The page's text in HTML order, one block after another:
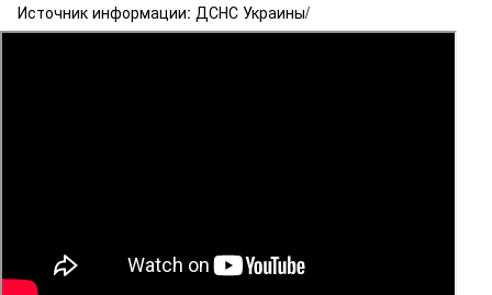
Источник информации: ДСНС Украины/